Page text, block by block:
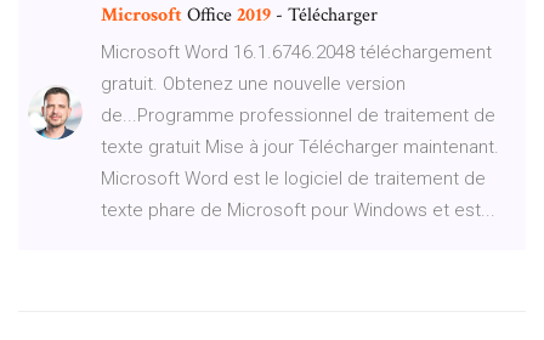
MicrosoftOffice2019 - Télécharger
Microsoft Word 16.1.6746.2048 téléchargement
gratuit. Obtenez une nouvelle version
de...Programme professionnel de traitement de
texte gratuit Mise à jour Télécharger maintenant.
Microsoft Word est le logiciel de traitement de
texte phare de Microsoft pour Windows et est...